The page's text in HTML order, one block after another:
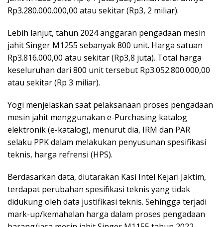
Rp3.280.000.000,00 atau sekitar (Rp3, 2 miliar).
Lebih lanjut, tahun 2024 anggaran pengadaan mesin
jahit Singer M1255 sebanyak 800 unit. Harga satuan
Rp3.816.000,00 atau sekitar (Rp3,8 juta). Total harga
keseluruhan dari 800 unit tersebut Rp3.052.800.000,00
atau sekitar (Rp 3 miliar).
Yogi menjelaskan saat pelaksanaan proses pengadaan
mesin jahit menggunakan e-Purchasing katalog
elektronik (e-katalog), menurut dia, IRM dan PAR
selaku PPK dalam melakukan penyusunan spesifikasi
teknis, harga refrensi (HPS).
Berdasarkan data, diutarakan Kasi Intel Kejari Jaktim,
terdapat perubahan spesifikasi teknis yang tidak
didukung oleh data justifikasi teknis. Sehingga terjadi
mark-up/kemahalan harga dalam proses pengadaan